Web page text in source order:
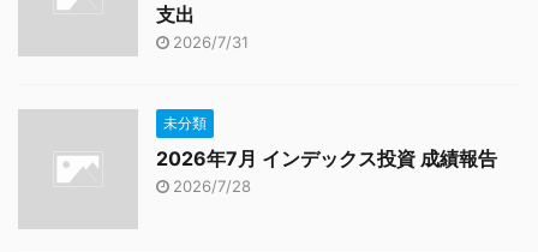
支出
2026/7/31
未分類
2026年7月 インデックス投資 成績報告
2026/7/28